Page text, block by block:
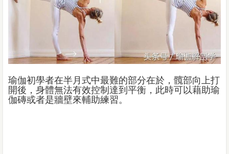
瑜伽初學者在半月式中最難的部分在於，髖部向上打
開後，身體無法有效控制達到平衡，此時可以藉助瑜
伽磚或者是牆壁來輔助練習。